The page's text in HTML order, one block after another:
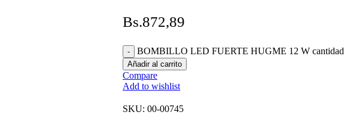
Bs.872,89
BOMBILLO LED FUERTE HUGME 12 W cantidad
Añadir al carrito
Compare
Add to wishlist
SKU: 00-00745